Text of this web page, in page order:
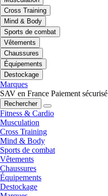
Cross Training
Mind & Body
Sports de combat
Vêtements
Chaussures
Équipements
Destockage
Marques
SAV en France Paiement sécurisé
Rechercher
Fitness & Cardio
Musculation
Cross Training
Mind & Body
Sports de combat
Vêtements
Chaussures
Équipements
Destockage